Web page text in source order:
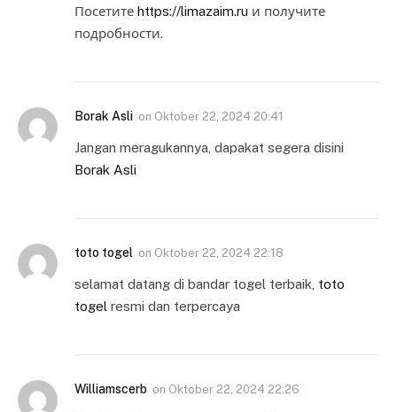
Посетите https://limazaim.ru и получите
подробности.
Borak Asli on Oktober 22, 2024 20:41
Jangan meragukannya, dapakat segera disini
Borak Asli
toto togel on Oktober 22, 2024 22:18
selamat datang di bandar togel terbaik, toto
togel resmi dan terpercaya
Williamscerb on Oktober 22, 2024 22:26